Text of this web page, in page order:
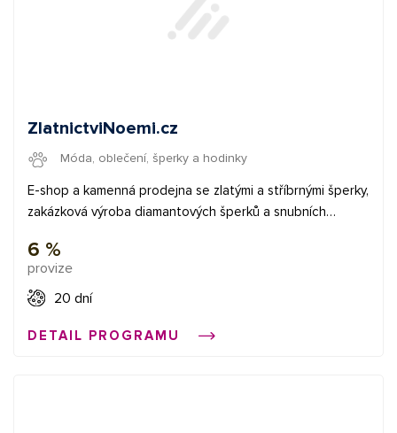
ZlatnictviNoemi.cz
Móda, oblečení, šperky a hodinky
E-shop a kamenná prodejna se zlatými a stříbrnými šperky,
zakázková výroba diamantových šperků a snubních
Vosto Europe, Casio, Prim, Rhythm, JVD, Q&Q a dalších.
6 %
provize
20 dní
DETAIL PROGRAMU